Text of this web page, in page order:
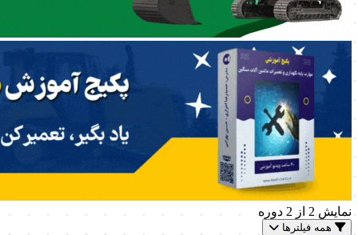
نمایش2 از 2 دوره
همه فیلترها